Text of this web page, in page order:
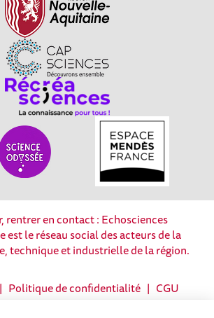
rentrer en contact : Echosciences
le réseau social des acteurs de la
technique et industrielle de la région.
| Politique de confidentialité | CGU